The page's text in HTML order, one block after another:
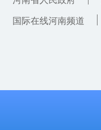
国际在线河南频道